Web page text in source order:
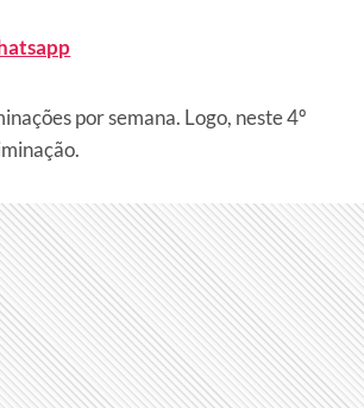
por semana. Logo, neste 4º